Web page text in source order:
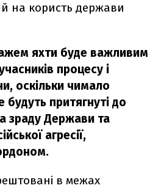
на користь держави
яхти буде важливим
процесу і
оскільки чимало
будуть притягнуті до
зраду Держави та
агресії,
в межах